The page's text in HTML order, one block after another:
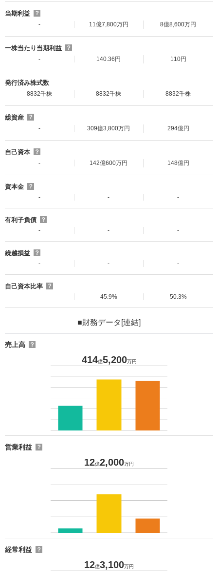
当期利益
？
-
11億7,800万円 8億8,600万円
一株当たり当期利益
？
-
140.36円 110円
発行済み株式数
8832千株 8832千株 8832千株
総資産
？
-
309億3,800万円 294億円
自己資本
？
-
142億600万円 148億円
資本金
？
-
- -
有利子負債
？
-
- -
繰越損益
？
-
- -
自己資本比率
？
-
45.9% 50.3%
■財務データ[連結]
売上高 ？
414億5,200万円
営業利益 ？
12億2,000万円
経常利益 ？
12億3,100万円